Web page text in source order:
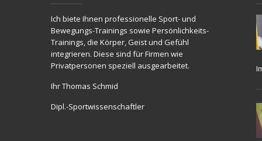
Ich biete Ihnen professionelle Sport- und
Bewegungs-Trainings sowie Persönlichkeits-
Trainings, die Körper, Geist und Gefühl
integrieren. Diese sind für Firmen wie
Privatpersonen speziell ausgearbeitet.
Ihr Thomas Schmid
Dipl.-Sportwissenschaftler